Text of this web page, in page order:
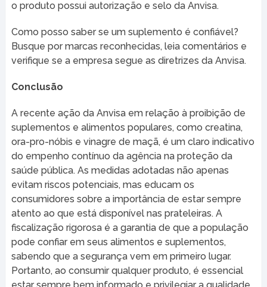
o produto possui autorização e selo da Anvisa.
Como posso saber se um suplemento é confiável?
Busque por marcas reconhecidas, leia comentários e
verifique se a empresa segue as diretrizes da Anvisa.
Conclusão
A recente ação da Anvisa em relação à proibição de
suplementos e alimentos populares, como creatina,
ora-pro-nóbis e vinagre de maçã, é um claro indicativo
do empenho contínuo da agência na proteção da
saúde pública. As medidas adotadas não apenas
evitam riscos potenciais, mas educam os
consumidores sobre a importância de estar sempre
atento ao que está disponível nas prateleiras. A
fiscalização rigorosa é a garantia de que a população
pode confiar em seus alimentos e suplementos,
sabendo que a segurança vem em primeiro lugar.
Portanto, ao consumir qualquer produto, é essencial
estar sempre bem informado e privilegiar a qualidade